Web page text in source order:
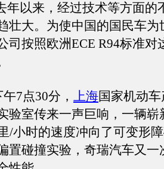
年以来，经过技术等方面的
壮大。为使中国的国民车为
司按照欧洲ECE R94标准对
7点30分， 上海国家机动
验室传来一声巨响，一辆崭
/小时的速度冲向了可变形
置碰撞实验，奇瑞汽车又一